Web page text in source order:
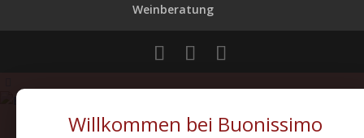
Weinberatung
Willkommen bei Buonissimo